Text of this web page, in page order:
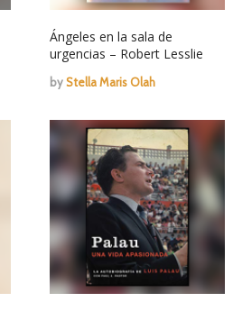
Ángeles en la sala de
urgencias – Robert Lesslie
byStella Maris Olah